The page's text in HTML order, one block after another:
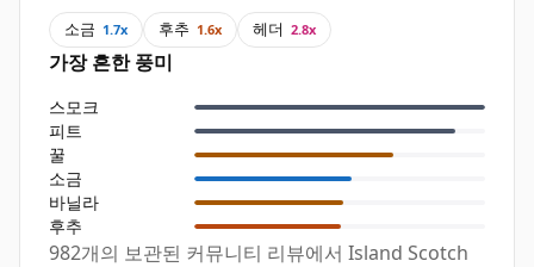
소금 1.7x 후추 1.6x 헤더 2.8x
가장 흔한 풍미
스모크
피트
꿀
소금
바닐라
후추
982개의 보관된 커뮤니티 리뷰에서 Island Scotch